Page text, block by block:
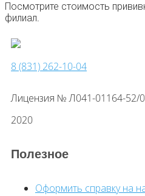
Посмотрите стоимость
филиал.
8 (831) 262-10-04
Лицензия № Л041-01164-52/
2020
Полезное
Оформить справку на